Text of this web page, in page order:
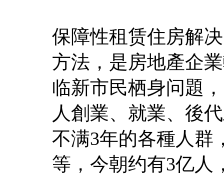
保障性租赁住房解
方法，是房地產企
临新市民栖身问題
人創業、就業、後
不满3年的各種人群
等，今朝约有3亿人